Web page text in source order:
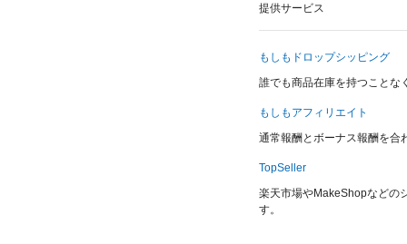
提供サービス
もしもドロップシッピング
誰でも商品在庫を持つことな
もしもアフィリエイト
通常報酬とボーナス報酬を合
TopSeller
楽天市場やMakeShopなどの
す。